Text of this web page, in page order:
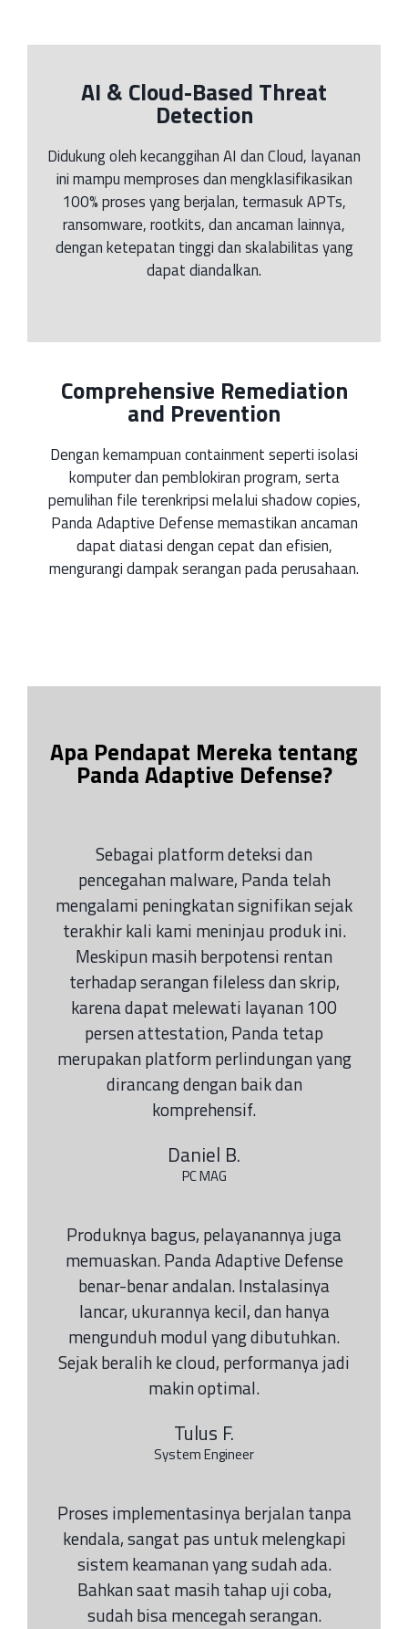
AI & Cloud-Based Threat
Detection
Didukung oleh kecanggihan AI dan Cloud, layanan
ini mampu memproses dan mengklasifikasikan
100% proses yang berjalan, termasuk APTs,
ransomware, rootkits, dan ancaman lainnya,
dengan ketepatan tinggi dan skalabilitas yang
dapat diandalkan.
Comprehensive Remediation
and Prevention
Dengan kemampuan containment seperti isolasi
komputer dan pemblokiran program, serta
pemulihan file terenkripsi melalui shadow copies,
Panda Adaptive Defense memastikan ancaman
dapat diatasi dengan cepat dan efisien,
mengurangi dampak serangan pada perusahaan.
Apa Pendapat Mereka tentang
Panda Adaptive Defense?
Sebagai platform deteksi dan
pencegahan malware, Panda telah
mengalami peningkatan signifikan sejak
terakhir kali kami meninjau produk ini.
Meskipun masih berpotensi rentan
terhadap serangan fileless dan skrip,
karena dapat melewati layanan 100
persen attestation, Panda tetap
merupakan platform perlindungan yang
dirancang dengan baik dan
komprehensif.
Daniel B.
PC MAG
Produknya bagus, pelayanannya juga
memuaskan. Panda Adaptive Defense
benar-benar andalan. Instalasinya
lancar, ukurannya kecil, dan hanya
mengunduh modul yang dibutuhkan.
Sejak beralih ke cloud, performanya jadi
makin optimal.
Tulus F.
System Engineer
Proses implementasinya berjalan tanpa
kendala, sangat pas untuk melengkapi
sistem keamanan yang sudah ada.
Bahkan saat masih tahap uji coba,
sudah bisa mencegah serangan.